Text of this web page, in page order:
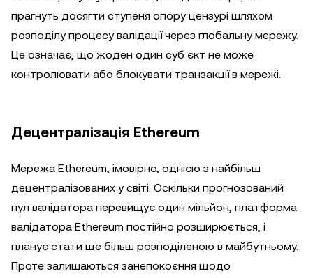
прагнуть досягти ступеня опору цензурі шляхом
розподілу процесу валідації через глобальну мережу.
Це означає, що жоден один суб єкт не може
контролювати або блокувати транзакції в мережі.
Децентралізація Ethereum
Мережа Ethereum, імовірно, однією з найбільш
децентралізованих у світі. Оскільки прогнозований
пул валідатора перевищує один мільйон, платформа
валідатора Ethereum постійно розширюється, і
планує стати ще більш розподіленою в майбутньому.
Проте залишаються занепокоєння щодо